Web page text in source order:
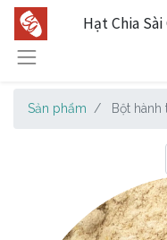
Hạt Chia
Sản phẩm Bột